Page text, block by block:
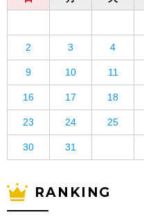
2 3 4
9 10 11
16 17 18
23 24 25
30 31
RANKING